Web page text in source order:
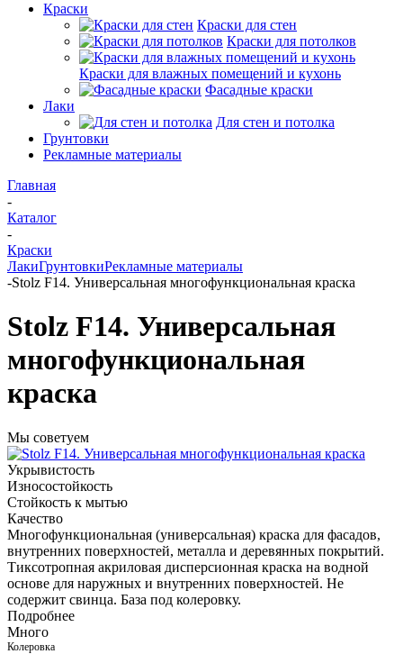
Краски
Краски для стен
Краски для потолков
Краски для влажных помещений и кухонь
Фасадные краски
Лаки
Для стен и потолка
Грунтовки
Рекламные материалы
Главная
-
Каталог
-
Краски
ЛакиГрунтовкиРекламные материалы
-Stolz F14. Универсальная многофункциональная краска
Stolz F14. Универсальная
многофункциональная
краска
Мы советуем
Укрывистость
Износостойкость
Стойкость к мытью
Качество
Многофункциональная (универсальная) краска для фасадов,
внутренних поверхностей, металла и деревянных покрытий.
Тиксотропная акриловая дисперсионная краска на водной
основе для наружных и внутренних поверхностей. Не
содержит свинца. База под колеровку.
Подробнее
Много
Колеровка